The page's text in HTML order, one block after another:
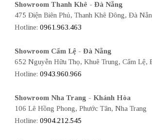
Showroom Thanh Khê - Đà Nẵng
475 Điện Biên Phủ, Thanh Khê Đông, Đà
Hotline: 0961.963.463
Showroom Cẩm Lệ - Đà Nẵng
652 Nguyễn Hữu Thọ, Khuê Trung, Cẩm Lệ,
Hotline: 0943.960.966
Showroom Nha Trang - Khánh Hòa
106 Lê Hồng Phong, Phước Tân, Nha Trang
Hotline: 0904.212.545